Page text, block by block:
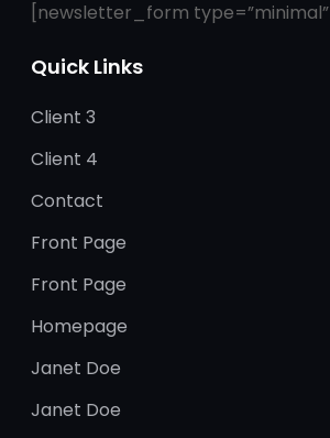
[newsletter_form type=”minimal”]
Quick Links
Client 3
Client 4
Contact
Front Page
Front Page
Homepage
Janet Doe
Janet Doe